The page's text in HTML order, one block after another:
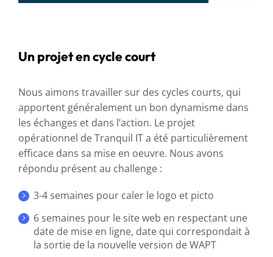
Un projet en cycle court
Nous aimons travailler sur des cycles courts, qui
apportent généralement un bon dynamisme dans
les échanges et dans l’action. Le projet
opérationnel de Tranquil IT a été particulièrement
efficace dans sa mise en oeuvre. Nous avons
répondu présent au challenge :
3-4 semaines pour caler le logo et picto
6 semaines pour le site web en respectant une
date de mise en ligne, date qui correspondait à
la sortie de la nouvelle version de WAPT